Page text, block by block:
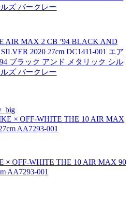
AIR MAX 2 CB ’94 BLACK AND
2020 27cm DC1411-001 エア
ブラック アンド メタリック シル
ズ バークレー
× OFF-WHITE THE 10 AIR MAX 90
AA7293-001